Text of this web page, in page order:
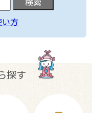
方
探す